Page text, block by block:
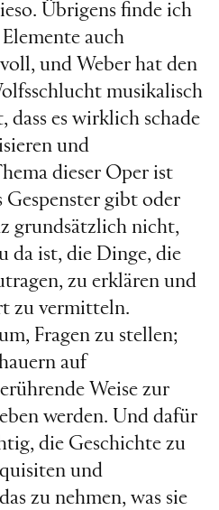
Übrigens finde ich
auch
und Weber hat den
musikalisch
dass es wirklich schade
und
dieser Oper ist
Gespenster gibt oder
grundsätzlich nicht,
da ist, die Dinge, die
zu erklären und
zu vermitteln.
Fragen zu stellen;
auf
Weise zur
werden. Und dafür
die Geschichte zu
und
zu nehmen, was sie